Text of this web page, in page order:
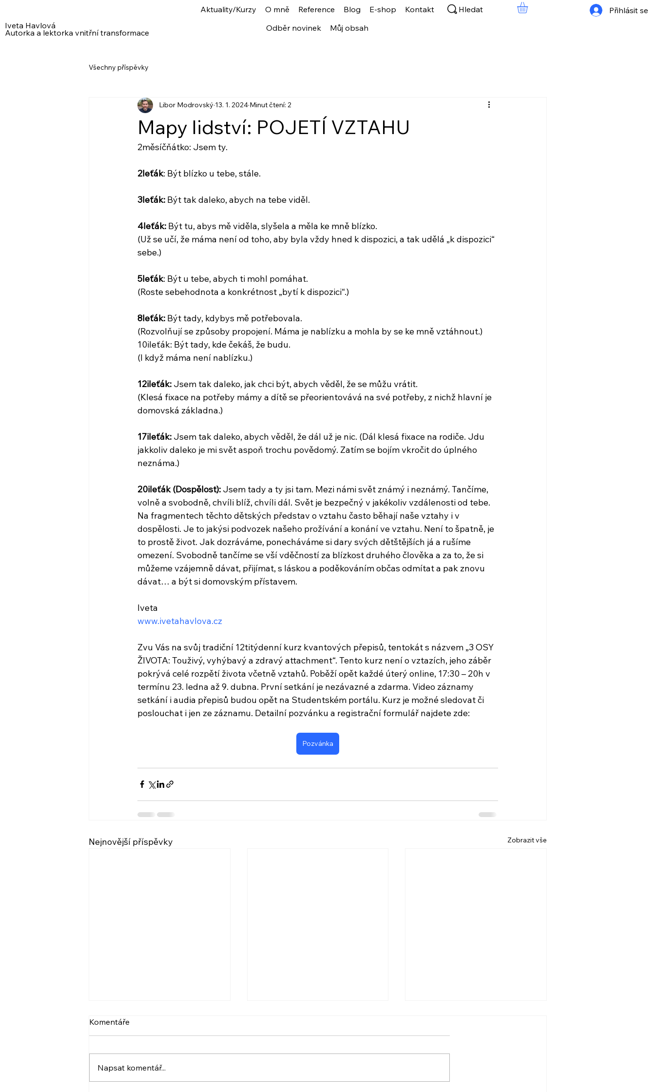
Iveta Havlová
Autorka a lektorka vnitřní transformace
Aktuality/Kurzy O mně Reference Blog E-shop
Kontakt
Odběr novinek
Můj obsah
Přihlásit se
Hledat
Všechny příspěvky
Mapy lidství: POJETÍ VZTAHU
Libor Modrovský 13. 1. 2024 Minut čtení: 2
2měsíčňátko: Jsem ty.
2leťák: Být blízko u tebe, stále.
3leťák: Být tak daleko, abych na tebe viděl.
4leťák: Být tu, abys mě viděla, slyšela a měla ke mně blízko.
(Už se učí, že máma není od toho, aby byla vždy hned k dispozici, a tak udělá „k dispozici“
sebe.)
5leťák: Být u tebe, abych ti mohl pomáhat.
(Roste sebehodnota a konkrétnost „bytí k dispozici“.)
8leťák: Být tady, kdybys mě potřebovala.
(Rozvolňují se způsoby propojení. Máma je nablízku a mohla by se ke mně vztáhnout.)
10ileťák: Být tady, kde čekáš, že budu.
(I když máma není nablízku.)
12ileťák: Jsem tak daleko, jak chci být, abych věděl, že se můžu vrátit.
(Klesá fixace na potřeby mámy a dítě se přeorientovává na své potřeby, z nichž hlavní je
domovská základna.)
17ileťák: Jsem tak daleko, abych věděl, že dál už je nic. (Dál klesá fixace na rodiče. Jdu
jakkoliv daleko je mi svět aspoň trochu povědomý. Zatím se bojím vkročit do úplného
neznáma.)
20ileťák (Dospělost): Jsem tady a ty jsi tam. Mezi námi svět známý i neznámý. Tančíme,
volně a svobodně, chvíli blíž, chvíli dál. Svět je bezpečný v jakékoliv vzdálenosti od tebe.
Na fragmentech těchto dětských představ o vztahu často běhají naše vztahy i v
dospělosti. Je to jakýsi podvozek našeho prožívání a konání ve vztahu. Není to špatně, je
to prostě život. Jak dozráváme, ponecháváme si dary svých dětštějších já a rušíme
omezení. Svobodně tančíme se vší vděčností za blízkost druhého člověka a za to, že si
můžeme vzájemně dávat, přijímat, s láskou a poděkováním občas odmítat a pak znovu
dávat… a být si domovským přístavem.
Iveta
www.ivetahavlova.cz
Zvu Vás na svůj tradiční 12titýdenní kurz kvantových přepisů, tentokát s názvem „3 OSY
ŽIVOTA: Touživý, vyhýbavý a zdravý attachment“. Tento kurz není o vztazích, jeho záběr
pokrývá celé rozpětí života včetně vztahů. Poběží opět každé úterý online, 17:30 – 20h v
termínu 23. ledna až 9. dubna. První setkání je nezávazné a zdarma. Video záznamy
setkání i audia přepisů budou opět na Studentském portálu. Kurz je možné sledovat či
poslouchat i jen ze záznamu. Detailní pozvánku a registrační formulář najdete zde:
Pozvánka
Nejnovější příspěvky Zobrazit vše
VIDEO: NARCIS A
www.ivetahavlova.cz A jestli
můžete, poprosím o sdílení. ☺️
Komentáře
Napsat komentář...